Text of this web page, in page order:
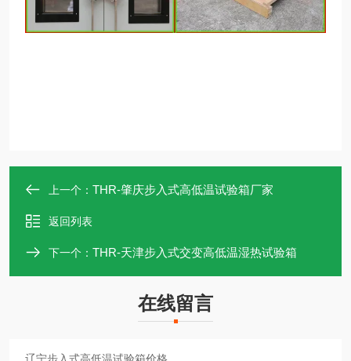
上一个： THR-肇庆步入式高低温试验箱厂家
返回列表
下一个： THR-天津步入式交变高低温湿热试验箱
在线留言